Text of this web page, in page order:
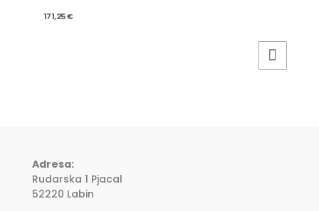
171,25€
Adresa:
Rudarska 1 Pjacal
52220 Labin